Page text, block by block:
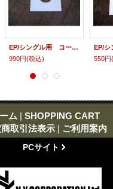
EP/シングル用 コート紙丸穴ジャケ 白 10 copies set / １０枚セット
990円(税込)
550円
ム | SHOPPING CART
取引法表示 | ご利用案内
PCサイト